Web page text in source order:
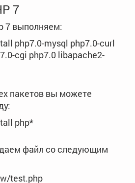
7
7 выполняем:
php7.0-mysql php7.0-curl
cgi php7.0 libapache2-
пакетов вы можете
php*
файл со следующим
test.php